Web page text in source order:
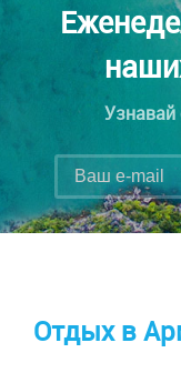
Узнавай
Отдых в